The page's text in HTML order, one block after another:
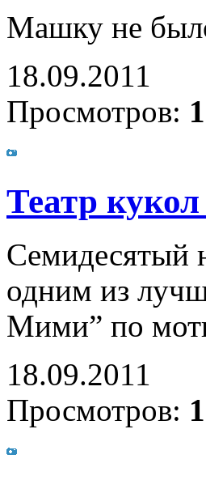
Машку не
18.09.2011
Просмотров:
Театр
Семидесятый
одним из
Мими” по
18.09.2011
Просмотров: